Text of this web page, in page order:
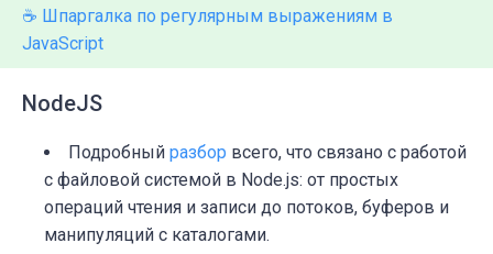
☕️ Шпаргалка по регулярным выражениям в
JavaScript
NodeJS
Подробный разбор всего, что связано с работой
с файловой системой в Node.js: от простых
операций чтения и записи до потоков, буферов и
манипуляций с каталогами.